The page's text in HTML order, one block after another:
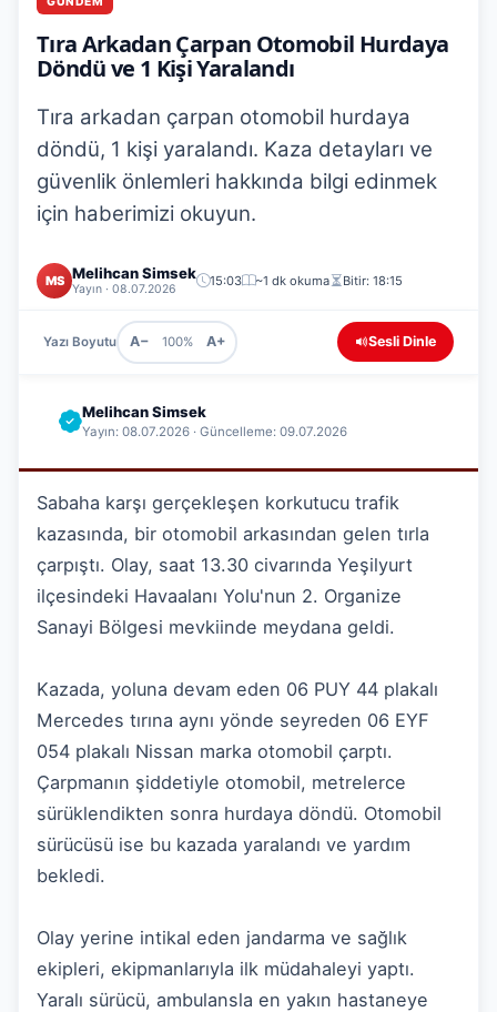
Tıra Arkadan Çarpan Otomobil Hurdaya
Döndü ve 1 Kişi Yaralandı
Tıra arkadan çarpan otomobil hurdaya
döndü, 1 kişi yaralandı. Kaza detayları ve
güvenlik önlemleri hakkında bilgi edinmek
için haberimizi okuyun.
MS Melihcan Simsek
Yayın · 08.07.2026
15:03 ~1 dk okuma Bitir: 18:15
Yazı Boyutu A− 100% A+ Sesli Dinle
Melihcan Simsek
Yayın: 08.07.2026 · Güncelleme: 09.07.2026
Sabaha karşı gerçekleşen korkutucu trafik
kazasında, bir otomobil arkasından gelen tırla
çarpıştı. Olay, saat 13.30 civarında Yeşilyurt
ilçesindeki Havaalanı Yolu'nun 2. Organize
Sanayi Bölgesi mevkiinde meydana geldi.
Kazada, yoluna devam eden 06 PUY 44 plakalı
Mercedes tırına aynı yönde seyreden 06 EYF
054 plakalı Nissan marka otomobil çarptı.
Çarpmanın şiddetiyle otomobil, metrelerce
sürüklendikten sonra hurdaya döndü. Otomobil
sürücüsü ise bu kazada yaralandı ve yardım
bekledi.
Olay yerine intikal eden jandarma ve sağlık
ekipleri, ekipmanlarıyla ilk müdahaleyi yaptı.
Yaralı sürücü, ambulansla en yakın hastaneye